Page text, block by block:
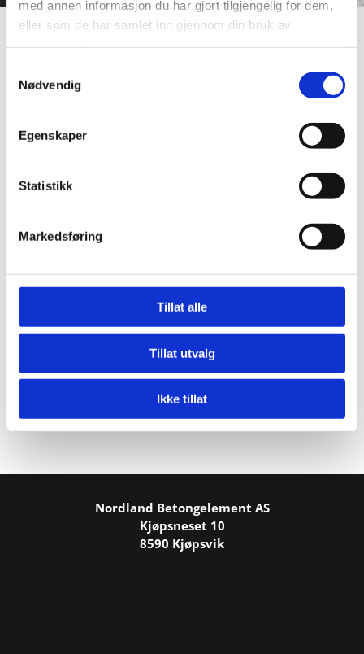
med annen informasjon du har gjort tilgjengelig for dem,
eller som de har samlet inn gjennom din bruk av
Nødvendig
Egenskaper
Statistikk
Markedsføring
Tillat alle
Tillat utvalg
Ikke tillat
Hulldekkeelementer er et plant dekke-element i ulike dimensjoner
Dekkene har en modulbredde på 1200 mm og høyder fra 200 til
Prefabrikkerte betongelementer er en moderne måte å bygge på.
Nordland Betongelement AS
Kjøpsneset 10
8590 Kjøpsvik